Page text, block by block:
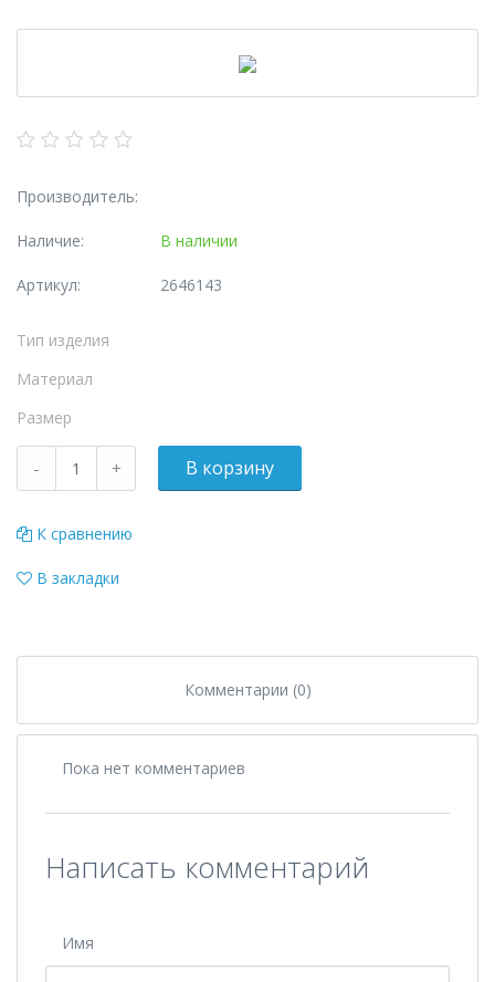
Производитель:
Наличие: В наличии
Артикул: 2646143
Тип изделия
Материал
Размер
К сравнению
В закладки
Комментарии (0)
Пока нет комментариев
Написать комментарий
Имя